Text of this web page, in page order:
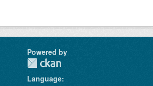
Powered by
Language